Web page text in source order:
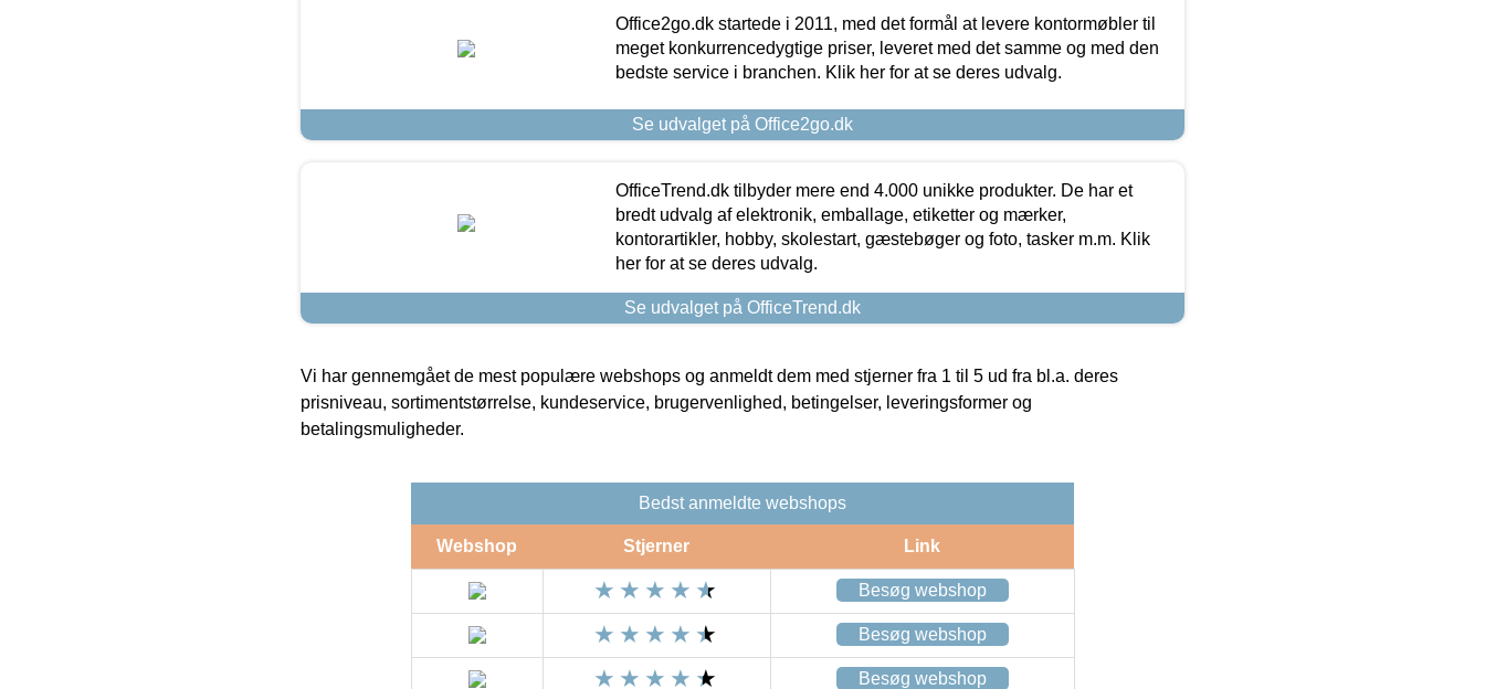
Office2go.dk startede i 2011, med det formål at levere kontormøbler til
meget konkurrencedygtige priser, leveret med det samme og med den
bedste service i branchen. Klik her for at se deres udvalg.
Se udvalget på Office2go.dk
OfficeTrend.dk tilbyder mere end 4.000 unikke produkter. De har et
bredt udvalg af elektronik, emballage, etiketter og mærker,
kontorartikler, hobby, skolestart, gæstebøger og foto, tasker m.m. Klik
her for at se deres udvalg.
Se udvalget på OfficeTrend.dk
Vi har gennemgået de mest populære webshops og anmeldt dem med stjerner fra 1 til 5 ud fra bl.a. deres
prisniveau, sortimentstørrelse, kundeservice, brugervenlighed, betingelser, leveringsformer og
betalingsmuligheder.
Bedst anmeldte webshops
Webshop Stjerner Link
Besøg webshop
Besøg webshop
Besøg webshop